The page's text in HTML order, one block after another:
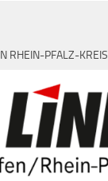
RHEIN-PFALZ-KREIS